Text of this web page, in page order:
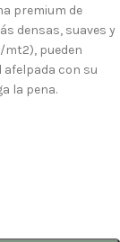
premium de
densas, suaves y
mt2), pueden
afelpada con su
la pena.